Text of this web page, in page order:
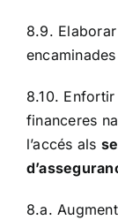
8.9.
8.10.
financeres
l’accés als
8.a.